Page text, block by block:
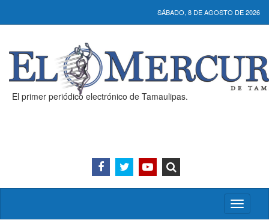
SÁBADO, 8 DE AGOSTO DE 2026
El primer periódico electrónico de Tamaulipas.
Activar/
menú